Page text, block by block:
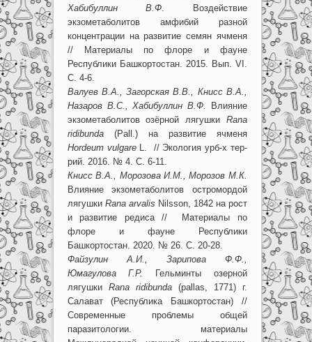
Хабибуллин В.Ф . Воздействие
экзометаболитов амфибий разной
концентрации на развитие семян ячменя
// Материалы по флоре и фауне
Республики Башкортостан. 2015. Вып. VI.
С. 4-6.
Валуев В.А., Загорская В.В., Книсс В.А.,
Назаров В.С., Хабибуллин В.Ф.
Влияние
экзометаболитов озёрной лягушки Rana
ridibunda(Pall.) на развитие ячменя
Hordeum vulgareL. // Экология урб-х тер-
рий. 2016. № 4. С. 6-11.
Книсс В.А., Морозова И.М., Морозов М.К.
Влияние экзометаболитов остромордой
лягушки Rana arvalis Nilsson, 1842 на рост
и развитие редиса // Материалы по
флоре и фауне Республики
Башкортостан. 2020. № 26. С. 20-28.
Файзулин А.И., Зарипова Ф.Ф.,
Юмагулова Г.Р.
Гельминты озерной
лягушки Rana ridibunda(pallas, 1771) г.
Салават (Республика Башкортостан) //
Современные проблемы общей
паразитологии. материалы